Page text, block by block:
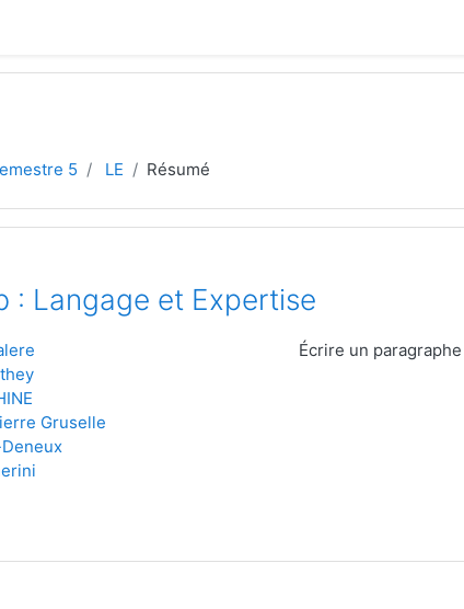
5 LE Résumé
: Langage et Expertise
Écrire un
Gruselle